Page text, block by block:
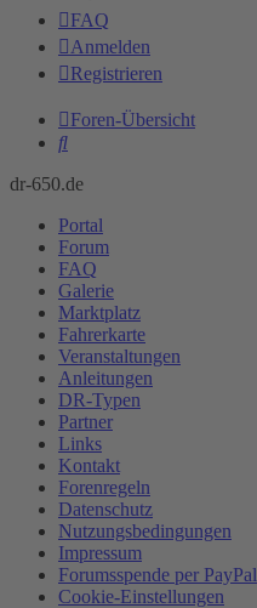
FAQ
Anmelden
Registrieren
Foren-Übersicht
Suche
dr-650.de
Portal
Forum
FAQ
Galerie
Marktplatz
Fahrerkarte
Veranstaltungen
Anleitungen
DR-Typen
Partner
Links
Kontakt
Forenregeln
Datenschutz
Nutzungsbedingungen
Impressum
Forumsspende per PayPal
Cookie-Einstellungen